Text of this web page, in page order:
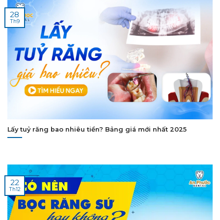
Lấy tuỷ răng bao nhiêu tiền? Bảng giá mới nhất 2025
28
Th9
22
Th12